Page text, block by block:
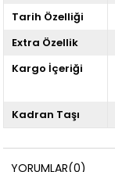
Tarih Özelliği
Extra Özellik
Kargo İçeriği
Kadran Taşı
YORUMLAR(0)